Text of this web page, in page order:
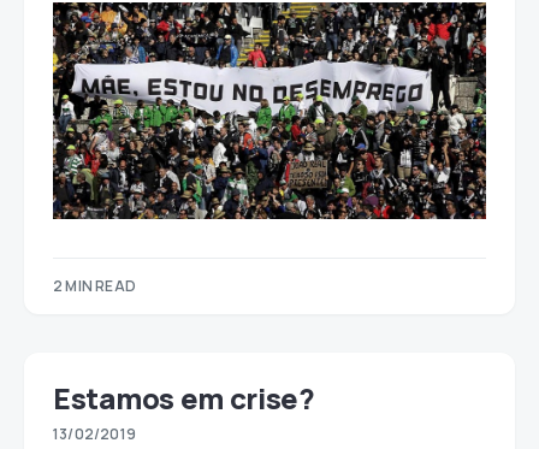
2 MIN READ
Estamos em crise?
13/02/2019